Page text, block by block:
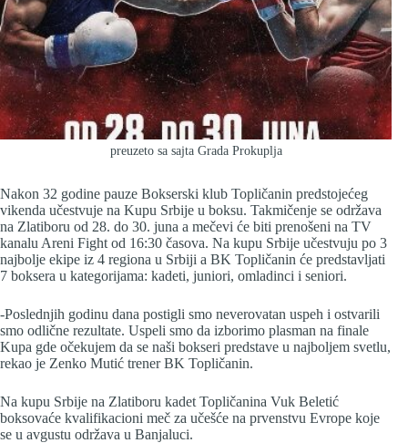
preuzeto sa sajta Grada Prokuplja
Nakon 32 godine pauze Bokserski klub Topličanin predstojećeg
vikenda učestvuje na Kupu Srbije u boksu. Takmičenje se održava
na Zlatiboru od 28. do 30. juna a mečevi će biti prenošeni na TV
kanalu Areni Fight od 16:30 časova. Na kupu Srbije učestvuju po 3
najbolje ekipe iz 4 regiona u Srbiji a BK Topličanin će predstavljati
7 boksera u kategorijama: kadeti, juniori, omladinci i seniori.
-Poslednjih godinu dana postigli smo neverovatan uspeh i ostvarili
smo odlične rezultate. Uspeli smo da izborimo plasman na finale
Kupa gde očekujem da se naši bokseri predstave u najboljem svetlu,
rekao je Zenko Mutić trener BK Topličanin.
Na kupu Srbije na Zlatiboru kadet Topličanina Vuk Beletić
boksovaće kvalifikacioni meč za učešće na prvenstvu Evrope koje
se u avgustu održava u Banjaluci.